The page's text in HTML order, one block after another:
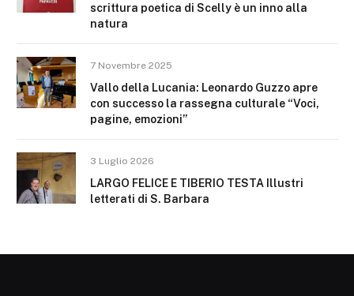
scrittura poetica di Scelly è un inno alla
natura
7 Novembre 2025
Vallo della Lucania: Leonardo Guzzo apre
con successo la rassegna culturale “Voci,
pagine, emozioni”
3 Luglio 2026
LARGO FELICE E TIBERIO TESTA Illustri
letterati di S. Barbara